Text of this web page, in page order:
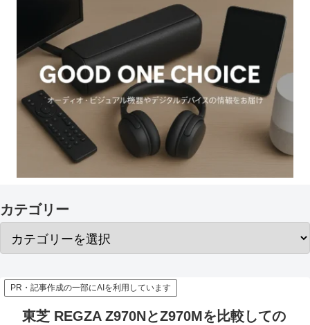
カテゴリー
PR・記事作成の一部にAIを利用しています
東芝 REGZA Z970NとZ970Mを比較しての